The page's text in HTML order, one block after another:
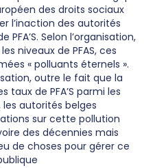
des droits sociaux
l’inaction des autorités
Selon l’organisation,
niveaux de PFAS, ces
« polluants éternels ».
outre le fait que la
taux de PFA’S parmi les
les autorités belges
sur cette pollution
des décennies mais
de choses pour gérer ce